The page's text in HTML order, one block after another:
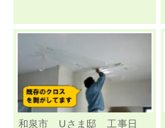
和泉市 Uさま邸 工事日